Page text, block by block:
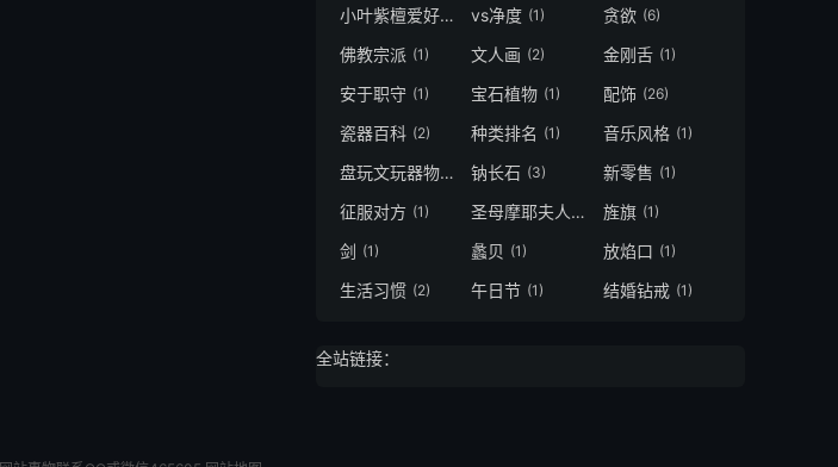
小叶紫檀爱好者 (1)
vs净度 (1) 贪欲 (6)
佛教宗派 (1) 文人画 (2) 金刚舌 (1)
安于职守 (1) 宝石植物 (1) 配饰 (26)
瓷器百科 (2) 种类排名 (1) 音乐风格 (1)
盘玩文玩器物
(1) 钠长石 (3) 新零售 (1)
征服对方 (1) 圣母摩耶夫人
(1) 旌旗 (1)
剑 (1) 蠡贝 (1) 放焰口 (1)
生活习惯 (2) 午日节 (1) 结婚钻戒 (1)
全站链接：